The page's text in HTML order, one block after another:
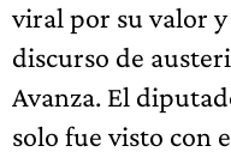
viral por su valor
discurso de
Avanza. El
solo fue visto con